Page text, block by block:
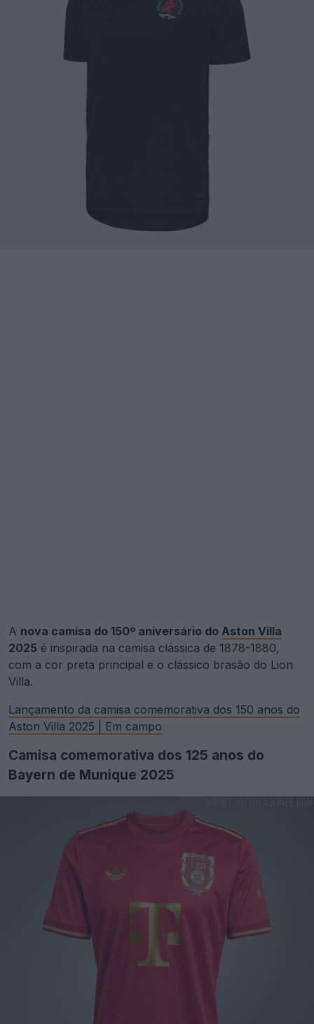
A nova camisa do 150º aniversário do Aston Villa
2025 é inspirada na camisa clássica de 1878-1880,
com a cor preta principal e o clássico brasão do Lion
Villa.
Lançamento da camisa comemorativa dos 150 anos do
Aston Villa 2025 | Em campo
Camisa comemorativa dos 125 anos do
Bayern de Munique 2025